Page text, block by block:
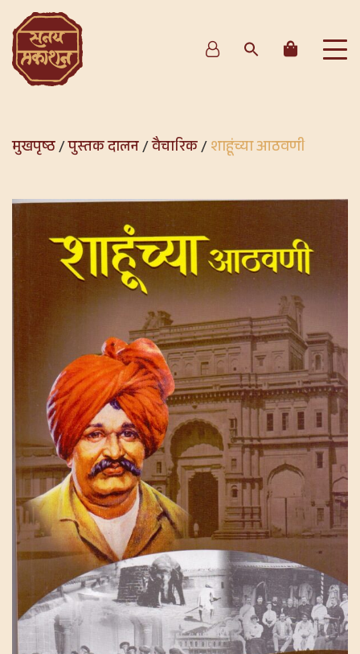
मुखपृष्ठ/पुस्तक दालन/वैचारिक/शाहूंच्या आठवणी